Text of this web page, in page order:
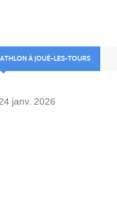
À JOUÉ-LES-TOURS
janv. 2026